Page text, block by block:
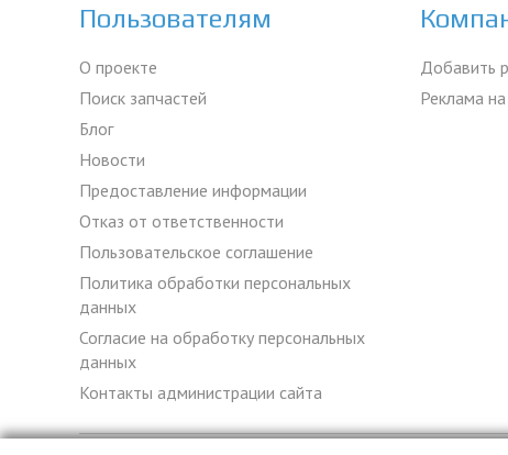
Пользователям
О проекте
Поиск запчастей
Блог
Новости
Предоставление информации
Отказ от ответственности
Пользовательское соглашение
Политика обработки персональных
данных
Согласие на обработку персональных
данных
Контакты администрации сайта
Добавить
Реклама